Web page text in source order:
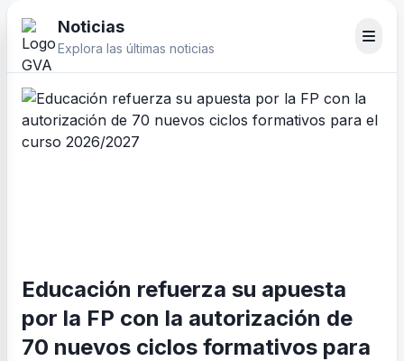
Noticias
Explora las últimas noticias
Educación refuerza su apuesta
por la FP con la autorización de
70 nuevos ciclos formativos para